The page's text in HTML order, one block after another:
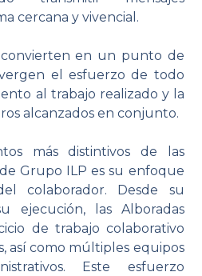
cercana y vivencial.
convierten en un punto de
el esfuerzo de todo
al trabajo realizado y la
alcanzados en conjunto.
más distintivos de las
Grupo ILP es su enfoque
colaborador. Desde su
ejecución, las Alboradas
de trabajo colaborativo
así como múltiples equipos
Este esfuerzo